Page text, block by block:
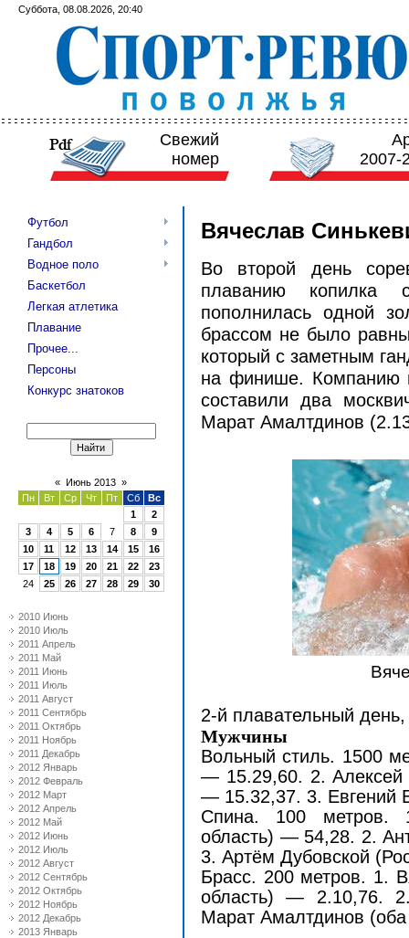
Суббота, 08.08.2026, 20:40
Свежий
номер
2007-
Футбол
Гандбол
Водное поло
Баскетбол
Легкая атлетика
Плавание
Прочее...
Персоны
Конкурс знатоков
« Июнь 2013 »
Пн
Вт Ср Чт Пт Сб
Вс
1
2
3
4 5 6 7 8
9
10
11 12 13 14 15
16
17
18 19 20 21 22
23
24
25 26 27 28 29 30
2010 Июнь
2010 Июль
2011 Апрель
2011 Май
2011 Июнь
2011 Июль
2011 Август
2011 Сентябрь
2011 Октябрь
2011 Ноябрь
2011 Декабрь
2012 Январь
2012 Февраль
2012 Март
2012 Апрель
2012 Май
2012 Июнь
2012 Июль
2012 Август
2012 Сентябрь
2012 Октябрь
2012 Ноябрь
2012 Декабрь
2013 Январь
Вячеслав
Во второй день
плаванию копилка
пополнилась одной
брассом не было
который с заметным
на финише. Компанию
составили два
Марат Амалтдинов
2-й плавательный
Мужчины
Вольный стиль. 1500
— 15.29,60. 2. Алексей
— 15.32,37. 3. Евгений
Спина. 100 метров.
область) — 54,28. 2.
3. Артём Дубовской
Брасс. 200 метров. 1.
область) — 2.10,76.
Марат Амалтдинов